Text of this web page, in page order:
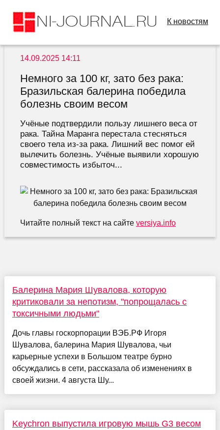
К новостям
14.09.2025 14:11
Немного за 100 кг, зато без рака:
Бразильская балерина победила
болезнь своим весом
Учёные подтвердили пользу лишнего веса от
рака. Тайна Маранга перестала стесняться
своего тела из-за рака. Лишний вес помог ей
вылечить болезнь. Учёные выявили хорошую
совместимость избыточ...
Читайте полный текст на сайте versiya.info
Балерина Мария Шувалова, которую
критиковали за непотизм, "попрощалась с
токсичными людьми"
Дочь главы госкорпорации ВЭБ.РФ Игоря
Шувалова, балерина Мария Шувалова, чьи
карьерные успехи в Большом театре бурно
обсуждались в сети, рассказала об изменениях в
своей жизни. 4 августа Шу...
Keychron выпустила игровую мышь G3 весом